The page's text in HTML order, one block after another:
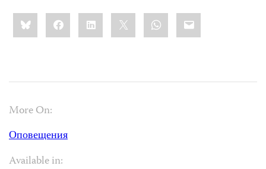
Share
this:BlueskyFacebookLinkedIn WhatsApp
Email
More On:
Оповещения
Available in: